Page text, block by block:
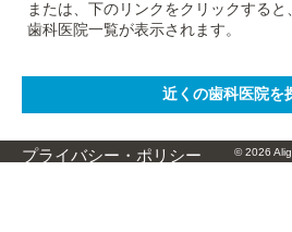
または、下のリンクをクリックする
歯科医院一覧が表示されます。
プライバシー・ポリシー © 2026